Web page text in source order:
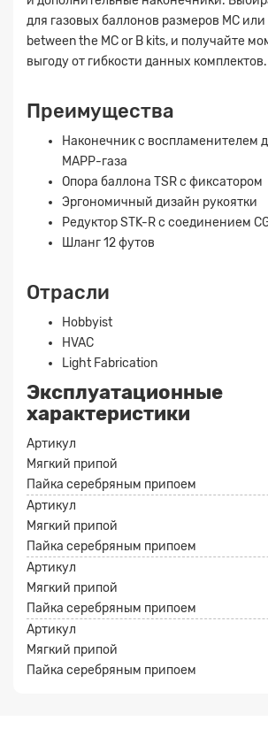
для газовых баллонов размеров MC или
between the MC or B kits, и получайте
выгоду от гибкости данных комплектов.
Преимущества
Наконечник с воспламенителем
MAPP-газа
Опора баллона TSR с фиксатором
Эргономичный дизайн рукоятки
Редуктор STK-R с соединением
Шланг 12 футов
Отрасли
Hobbyist
HVAC
Light Fabrication
Эксплуатационные
характеристики
Артикул
Мягкий припой
Пайка серебряным припоем
Артикул
Мягкий припой
Пайка серебряным припоем
Артикул
Мягкий припой
Пайка серебряным припоем
Артикул
Мягкий припой
Пайка серебряным припоем
Заявка на расчет
Прикрепите
файл